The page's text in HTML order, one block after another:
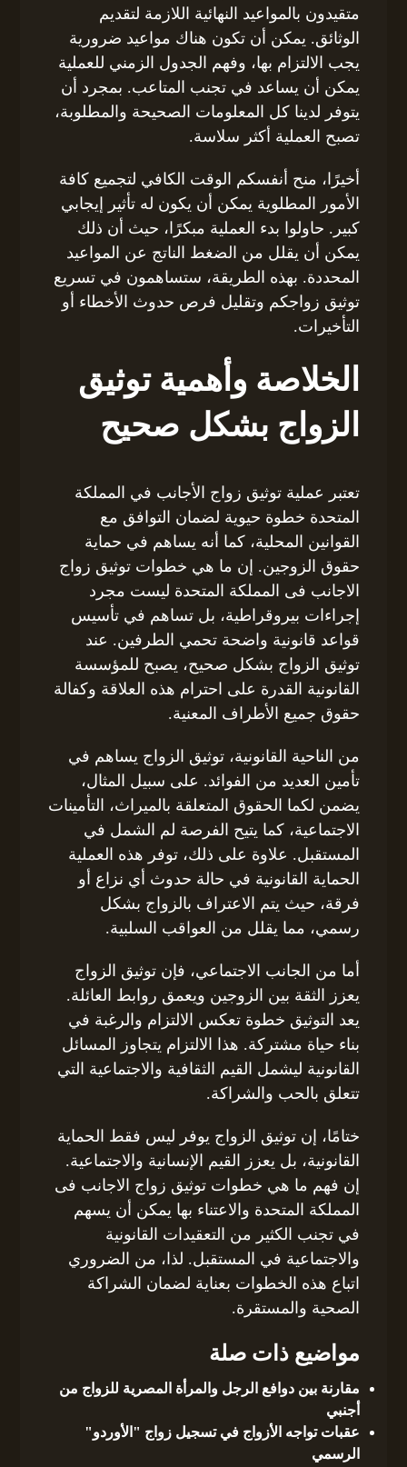
متقيدون بالمواعيد النهائية اللازمة لتقديم
الوثائق. يمكن أن تكون هناك مواعيد ضرورية
يجب الالتزام بها، وفهم الجدول الزمني للعملية
يمكن أن يساعد في تجنب المتاعب. بمجرد أن
يتوفر لدينا كل المعلومات الصحيحة والمطلوبة،
تصبح العملية أكثر سلاسة.
أخيرًا، منح أنفسكم الوقت الكافي لتجميع كافة
الأمور المطلوية يمكن أن يكون له تأثير إيجابي
كبير. حاولوا بدء العملية مبكرًا، حيث أن ذلك
يمكن أن يقلل من الضغط الناتج عن المواعيد
المحددة. بهذه الطريقة، ستساهمون في تسريع
توثيق زواجكم وتقليل فرص حدوث الأخطاء أو
التأخيرات.
الخلاصة وأهمية توثيق
الزواج بشكل صحيح
تعتبر عملية توثيق زواج الأجانب في المملكة
المتحدة خطوة حيوية لضمان التوافق مع
القوانين المحلية، كما أنه يساهم في حماية
حقوق الزوجين. إن ما هي خطوات توثيق زواج
الاجانب فى المملكة المتحدة ليست مجرد
إجراءات بيروقراطية، بل تساهم في تأسيس
قواعد قانونية واضحة تحمي الطرفين. عند
توثيق الزواج بشكل صحيح، يصبح للمؤسسة
القانونية القدرة على احترام هذه العلاقة وكفالة
حقوق جميع الأطراف المعنية.
من الناحية القانونية، توثيق الزواج يساهم في
تأمين العديد من الفوائد. على سبيل المثال،
يضمن لكما الحقوق المتعلقة بالميراث، التأمينات
الاجتماعية، كما يتيح الفرصة لم الشمل في
المستقبل. علاوة على ذلك، توفر هذه العملية
الحماية القانونية في حالة حدوث أي نزاع أو
فرقة، حيث يتم الاعتراف بالزواج بشكل
رسمي، مما يقلل من العواقب السلبية.
أما من الجانب الاجتماعي، فإن توثيق الزواج
يعزز الثقة بين الزوجين ويعمق روابط العائلة.
يعد التوثيق خطوة تعكس الالتزام والرغبة في
بناء حياة مشتركة. هذا الالتزام يتجاوز المسائل
القانونية ليشمل القيم الثقافية والاجتماعية التي
تتعلق بالحب والشراكة.
ختامًا، إن توثيق الزواج يوفر ليس فقط الحماية
القانونية، بل يعزز القيم الإنسانية والاجتماعية.
إن فهم ما هي خطوات توثيق زواج الاجانب فى
المملكة المتحدة والاعتناء بها يمكن أن يسهم
في تجنب الكثير من التعقيدات القانونية
والاجتماعية في المستقبل. لذا، من الضروري
اتباع هذه الخطوات بعناية لضمان الشراكة
الصحية والمستقرة.
مواضيع ذات صلة
مقارنة بين دوافع الرجل والمرأة المصرية للزواج من
أجنبي
عقبات تواجه الأزواج في تسجيل زواج "الأوردو"
الرسمي